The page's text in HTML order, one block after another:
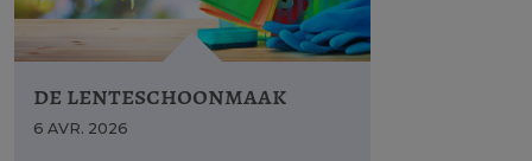
de lenteschoonmaak
6 AVR. 2026